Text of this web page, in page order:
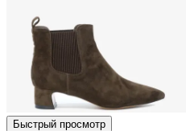
Быстрый просмотр